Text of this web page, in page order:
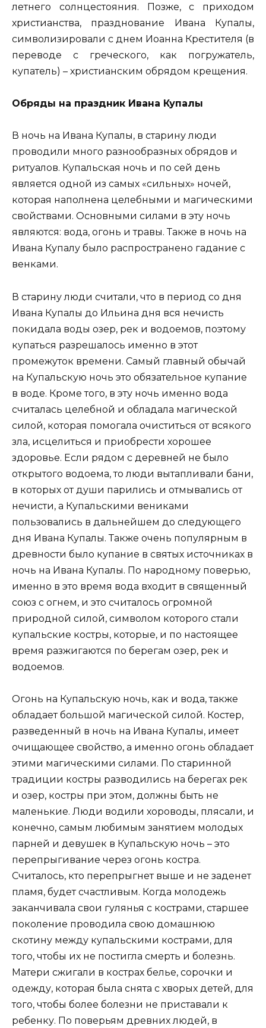
летнего солнцестояния. Позже, с приходом
христианства, празднование Ивана Купалы,
символизировали с днем Иоанна Крестителя (в
переводе с греческого, как погружатель,
купатель) – христианским обрядом крещения.
Обряды на праздник Ивана Купалы
В ночь на Ивана Купалы, в старину люди
проводили много разнообразных обрядов и
ритуалов. Купальская ночь и по сей день
является одной из самых «сильных» ночей,
которая наполнена целебными и магическими
свойствами. Основными силами в эту ночь
являются: вода, огонь и травы. Также в ночь на
Ивана Купалу было распространено гадание с
венками.
В старину люди считали, что в период со дня
Ивана Купалы до Ильина дня вся нечисть
покидала воды озер, рек и водоемов, поэтому
купаться разрешалось именно в этот
промежуток времени. Самый главный обычай
на Купальскую ночь это обязательное купание
в воде. Кроме того, в эту ночь именно вода
считалась целебной и обладала магической
силой, которая помогала очиститься от всякого
зла, исцелиться и приобрести хорошее
здоровье. Если рядом с деревней не было
открытого водоема, то люди вытапливали бани,
в которых от души парились и отмывались от
нечисти, а Купальскими вениками
пользовались в дальнейшем до следующего
дня Ивана Купалы. Также очень популярным в
древности было купание в святых источниках в
ночь на Ивана Купалы. По народному поверью,
именно в это время вода входит в священный
союз с огнем, и это считалось огромной
природной силой, символом которого стали
купальские костры, которые, и по настоящее
время разжигаются по берегам озер, рек и
водоемов.
Огонь на Купальскую ночь, как и вода, также
обладает большой магической силой. Костер,
разведенный в ночь на Ивана Купалы, имеет
очищающее свойство, а именно огонь обладает
этими магическими силами. По старинной
традиции костры разводились на берегах рек
и озер, костры при этом, должны быть не
маленькие. Люди водили хороводы, плясали, и
конечно, самым любимым занятием молодых
парней и девушек в Купальскую ночь – это
перепрыгивание через огонь костра.
Считалось, кто перепрыгнет выше и не заденет
пламя, будет счастливым. Когда молодежь
заканчивала свои гулянья с кострами, старшее
поколение проводила свою домашнюю
скотину между купальскими кострами, для
того, чтобы их не постигла смерть и болезнь.
Матери сжигали в кострах белье, сорочки и
одежду, которая была снята с хворых детей, для
того, чтобы более болезни не приставали к
ребенку. По поверьям древних людей, в